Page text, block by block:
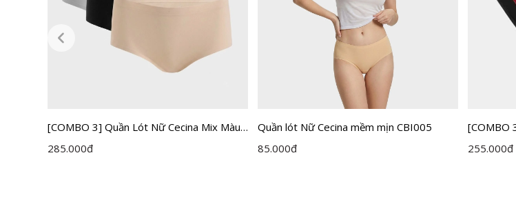
[COMBO 3] Quần Lót Nữ Cecina Mix Màu
Không Đường May CBI002EDP03
285.000đ
Quần lót Nữ Cecina mềm mịn CBI005
85.000đ
[COMBO
255.000đ